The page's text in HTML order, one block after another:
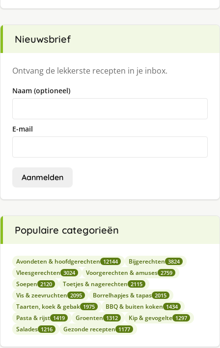
Nieuwsbrief
Ontvang de lekkerste recepten in je inbox.
Naam (optioneel)
E-mail
Aanmelden
Populaire categorieën
Avondeten & hoofdgerechten 12144 Bijgerechten 3824
Vleesgerechten 3024 Voorgerechten & amuses 2759
Soepen 2120 Toetjes & nagerechten 2115
Vis & zeevruchten 2095 Borrelhapjes & tapas 2015
Taarten, koek & gebak 1975 BBQ & buiten koken 1434
Pasta & rijst 1419 Groenten 1312 Kip & gevogelte 1297
Salades 1216 Gezonde recepten 1177